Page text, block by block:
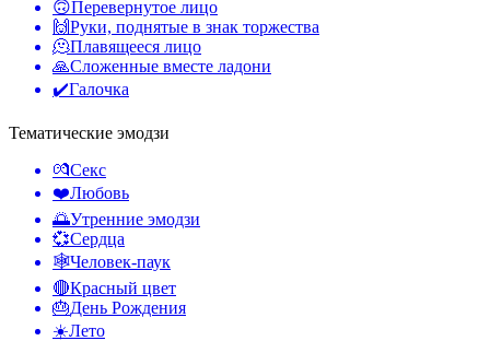
🙃Перевернутое лицо
🙌Руки, поднятые в знак торжества
🫠Плавящееся лицо
🙏Сложенные вместе ладони
✔️Галочка
Тематические эмодзи
💏Секс
❤️Любовь
🌅Утренние эмодзи
💞Сердца
🕸️Человек-паук
🔴Красный цвет
🎂День Рождения
☀️Лето